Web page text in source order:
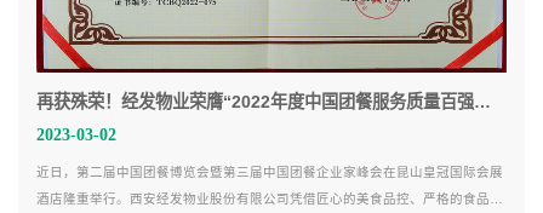
再获殊荣！经发物业荣膺“2022年度中国团餐服务质量百强企业”
2023-03-02
近日，第二届中国团餐博览会暨第三届中国团餐企业家峰会在昆山皇冠国际会展
酒店隆重举行。西安经发物业股份有限公司凭借匠心的美食品控、严格的食品安